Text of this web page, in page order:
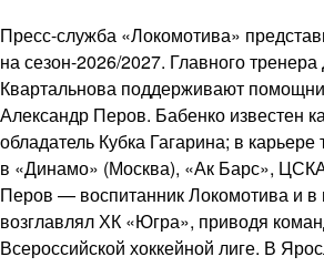
Пресс-служба «Локомотива»
на сезон-2026/2027. Главного
Квартальнова поддерживают
Александр Перов. Бабенко известен
обладатель Кубка Гагарина; в
в «Динамо» (Москва), «Ак Барс»,
Перов — воспитанник Локомотива и
возглавлял ХК «Югра», приводя
Всероссийской хоккейной лиге. В